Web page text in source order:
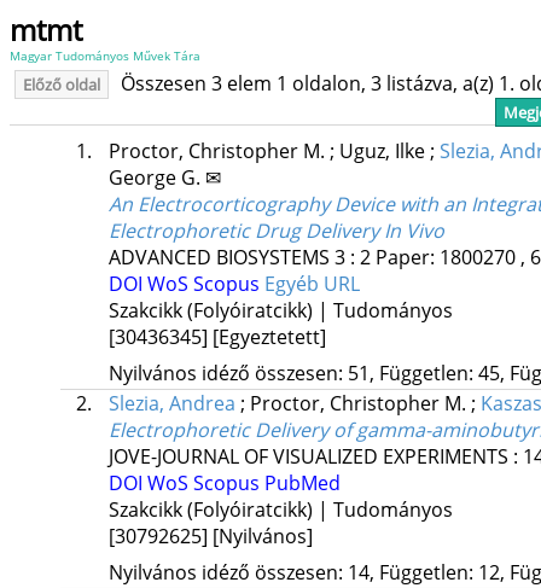
mtmt
Magyar Tudományos Művek Tára
Előző oldal Összesen 3 elem 1 oldalon, 3 listázva, a(z) 1.
1. Proctor, Christopher M. ; Uguz, Ilke; Slezia,
George G. ✉
An Electrocorticography Device with an
Electrophoretic Drug Delivery In Vivo
ADVANCED BIOSYSTEMS 3: 2 Paper: 1800270 ,
DOI WoS Scopus Egyéb URL
Szakcikk (Folyóiratcikk) | Tudományos
[30436345] [Egyeztetett]
Nyilvános idéző összesen: 51, Független: 45,
2.
Slezia, Andrea ; Proctor, Christopher M. ;
Electrophoretic Delivery of gamma-
JOVE-JOURNAL OF VISUALIZED EXPERIMENTS :
DOI WoS Scopus PubMed
Szakcikk (Folyóiratcikk) | Tudományos
[30792625] [Nyilvános]
Nyilvános idéző összesen: 14, Független: 12,